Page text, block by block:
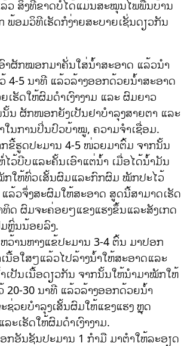
ວ ສິ່ງທີ່ຂາດບໍ່ໄດ້ແມ່ນສະໝຸນໄພພື້ນບ້ານ
ພ້ອມວິທີເຮັດກໍງ່າຍສະບາຍເຊັ່ນດຽວກັນ
າຜັກໝອກມາຄັ່ນໃສ່ນໍ້າສະອາດ ແລ້ວນໍາ
4-5 ນາທີ ແລ້ວລ້າງອອກດ້ວຍນໍ້າສະອາດ
ຮັດໃຫ້ຜົມດໍາເງົາງາມ ແລະ ຜົມຍາວ
ນ ຜັກໜອກຍັງເປັນຢາບຳລຸງສາຍຕາ ແລະ
ໃນການປິ່ນປົວບ້າໝູ, ຄວາມຈຳເຊື່ອມ.
ຂີ້ຮູດປະມານ 4-5 ໜ່ວຍມາຕົ້ມ ຈາກນັ້ນ
ໄວ້ບີບແລະຄັ້ນເອົາແຕ່ນ້ຳ ເມື່ອໄດ້ນ້ຳມັນ
ກໃຫ້ທົ່ວເສັ້ນຜົມແລະກົກຜົມ ໝັກປະໄວ້
ລ້ວຈຶ່ງສະຜົມໃຫ້ສະອາດ ສູດນີ້ສາມາດເຮັດ
ທິດ ຜົມຈະຄ່ອຍໆແຂງແຮງຂຶ້ນແລະສັງເກດ
ຫຼົ່ນນ້ອຍລົງ.
ຫວ້ານຫາງແຂ້ປະມານ 3-4 ຕົ້ນ ມາປອກ
ນື້ອໃສໆແລ້ວໄປລ້າງນ້ຳໃຫ້ສະອາດແລະ
ເປັນເນື້ອດຽວກັນ ຈາກນັ້ນໃຫ້ນຳມາໝັກໃຫ້
20-30 ນາທີ ແລ້ວລ້າງອອກດ້ວຍນໍ້າ
ຊ່ວຍບໍາລຸງເສັ້ນຜົມໃຫ້ແຂງແຮງ ຫຼຸດ
ະເຮັດໃຫ້ຜົມດຳເງົາງາມ.
ກອັນຊັນປະມານ 1 ກໍາມື ມາຕໍາໃຫ້ລະອຽດ